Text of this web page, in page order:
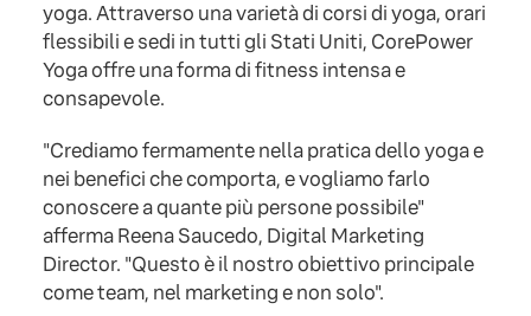
yoga. Attraverso una varietà di corsi di yoga, orari
flessibili e sedi in tutti gli Stati Uniti, CorePower
Yoga offre una forma di fitness intensa e
consapevole.
"Crediamo fermamente nella pratica dello yoga e
nei benefici che comporta, e vogliamo farlo
conoscere a quante più persone possibile"
afferma Reena Saucedo, Digital Marketing
Director. "Questo è il nostro obiettivo principale
come team, nel marketing e non solo".